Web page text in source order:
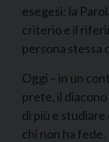
esegesi: la
criterio e il
persona stessa
Oggi – in un
prete, il
di più e studiare
chi non ha